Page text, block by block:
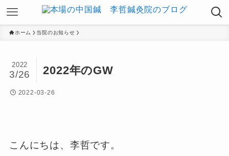
ホーム 当院のお知らせ
2022年のGW
2022
3/26
2022-03-26
こんにちは、李哲です。